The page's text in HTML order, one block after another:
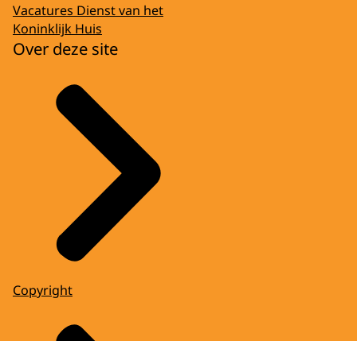
Vacatures Dienst van het
Koninklijk Huis
Over deze site
Copyright